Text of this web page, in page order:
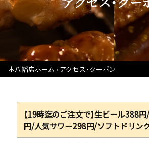
本八幡店ホーム アクセス・クーポン
【19時迄のご注文で】生ビール388
円/人気サワー298円/ソフトドリン